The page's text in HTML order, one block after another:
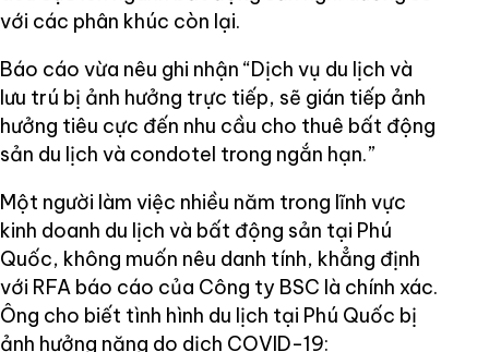
với các phân khúc còn lại.
Báo cáo vừa nêu ghi nhận “Dịch vụ du lịch và
lưu trú bị ảnh hưởng trực tiếp, sẽ gián tiếp ảnh
hưởng tiêu cực đến nhu cầu cho thuê bất động
sản du lịch và condotel trong ngắn hạn.”
Một người làm việc nhiều năm trong lĩnh vực
kinh doanh du lịch và bất động sản tại Phú
Quốc, không muốn nêu danh tính, khẳng định
với RFA báo cáo của Công ty BSC là chính xác.
Ông cho biết tình hình du lịch tại Phú Quốc bị
ảnh hưởng nặng do dịch COVID-19: